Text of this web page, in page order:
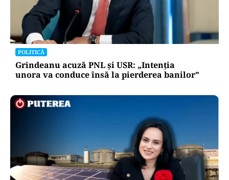
POLITICĂ
Grindeanu acuză PNL și USR: „Intenția
unora va conduce însă la pierderea banilor”